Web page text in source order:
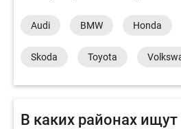
Audi BMW Honda
Skoda Toyota
В каких районах ищут